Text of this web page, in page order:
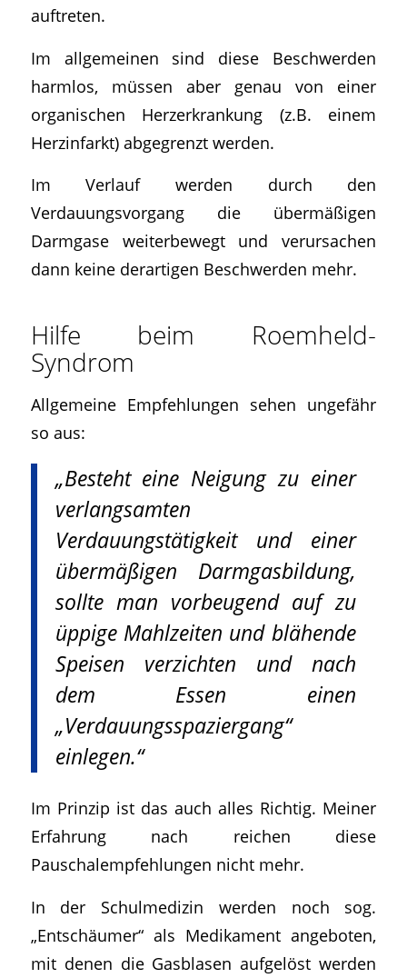
auftreten.
Im allgemeinen sind diese Beschwerden
harmlos, müssen aber genau von einer
organischen Herzerkrankung (z.B. einem
Herzinfarkt) abgegrenzt werden.
Im Verlauf werden durch den
Verdauungsvorgang die übermäßigen
Darmgase weiterbewegt und verursachen
dann keine derartigen Beschwerden mehr.
Hilfe beim Roemheld-
Syndrom
Allgemeine Empfehlungen sehen ungefähr
so aus:
„Besteht eine Neigung zu einer
verlangsamten
Verdauungstätigkeit und einer
übermäßigen Darmgasbildung,
sollte man vorbeugend auf zu
üppige Mahlzeiten und blähende
Speisen verzichten und nach
dem Essen einen
„Verdauungsspaziergang“
einlegen.“
Im Prinzip ist das auch alles Richtig. Meiner
Erfahrung nach reichen diese
Pauschalempfehlungen nicht mehr.
In der Schulmedizin werden noch sog.
„Entschäumer“ als Medikament angeboten,
mit denen die Gasblasen aufgelöst werden